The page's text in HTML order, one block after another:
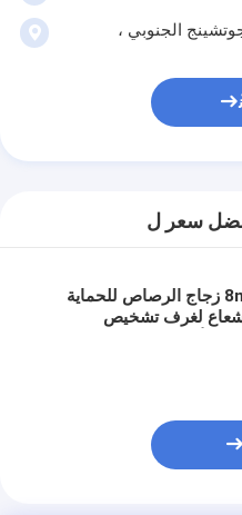
5 ، لا. 9 شارع جوتشينج الجنوبي ،
سعر ل
8mmpb زجاج الرصاص للحماية
لغرف تشخيص